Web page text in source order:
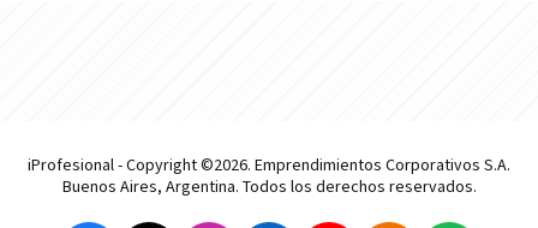
iProfesional - Copyright ©2026. Emprendimientos Corporativos S.A.
Buenos Aires, Argentina. Todos los derechos reservados.